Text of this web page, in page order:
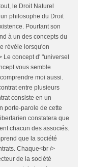
le Droit Naturel
philosophe du Droit
Pourtant son
à un des concepts du
révèle lorsqu'on
concept d' "universel
vous semble
moi aussi.
entre plusieurs
consiste en un
porte-parole de cette
constatera que
chacun des associés.
que la société
Chaque<br />
de la société